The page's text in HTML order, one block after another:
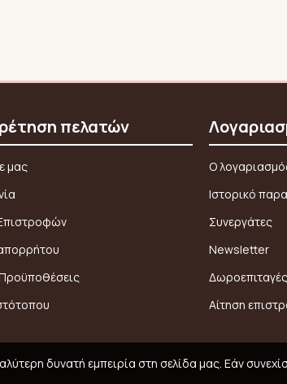
πελατών
μας
Ο
Ιστορικό
Συνεργάτες
Newsletter
Δωροεπιταγές
Αίτηση
δυνατή εμπειρία στη σελίδα μας. Εάν